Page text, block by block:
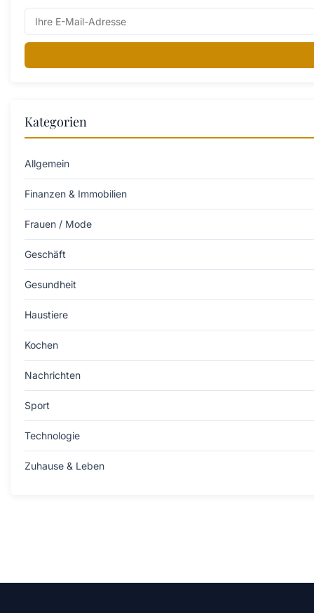
Kategorien
Allgemein
Finanzen & Immobilien
Frauen / Mode
Geschäft
Gesundheit
Haustiere
Kochen
Nachrichten
Sport
Technologie
Zuhause & Leben